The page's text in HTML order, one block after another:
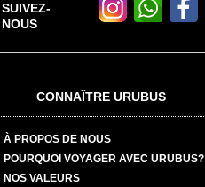
SUIVEZ-
NOUS
CONNAÎTRE URUBUS
À PROPOS DE NOUS
POURQUOI VOYAGER AVEC URUBUS?
NOS VALEURS